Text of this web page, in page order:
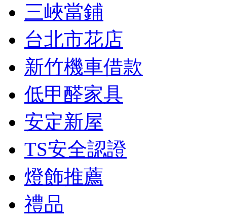
三峽當鋪
台北市花店
新竹機車借款
低甲醛家具
安定新屋
TS安全認證
燈飾推薦
禮品